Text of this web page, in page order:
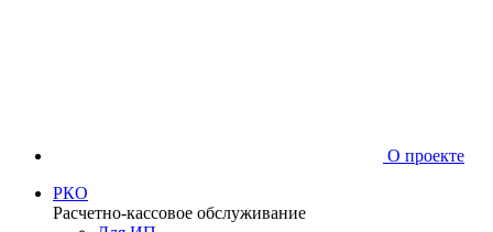
О проекте
РКО
Расчетно-кассовое обслуживание